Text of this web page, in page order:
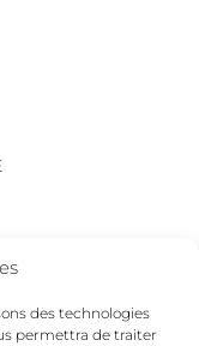
des technologies
permettra de traiter